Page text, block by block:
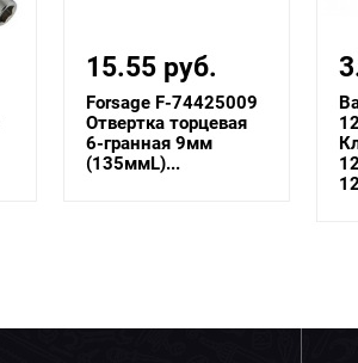
15.55 руб.
Forsage F-74425009
Отвертка торцевая
6-гранная 9мм
(135ммL)...